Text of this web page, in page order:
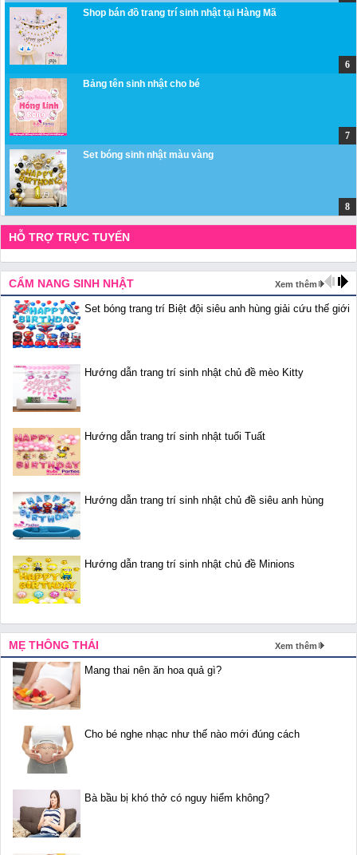
Shop bán đồ trang trí sinh nhật tại Hàng Mã
Bảng tên sinh nhật cho bé
Set bóng sinh nhật màu vàng
HỖ TRỢ TRỰC TUYẾN
CẨM NANG SINH NHẬT Xem thêm
Set bóng trang trí Biệt đội siêu anh hùng giải cứu thế giới
Hướng dẫn trang trí sinh nhật chủ đề mèo Kitty
Hướng dẫn trang trí sinh nhật tuổi Tuất
Hướng dẫn trang trí sinh nhật chủ đề siêu anh hùng
Hướng dẫn trang trí sinh nhật chủ đề Minions
MẸ THÔNG THÁI Xem thêm
Mang thai nên ăn hoa quả gì?
Cho bé nghe nhạc như thế nào mới đúng cách
Bà bầu bị khó thở có nguy hiểm không?